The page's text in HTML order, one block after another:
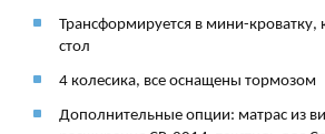
Трансформируется в мини-
стол
4 колесика, все оснащены тормозом
Дополнительные опции: матрас из